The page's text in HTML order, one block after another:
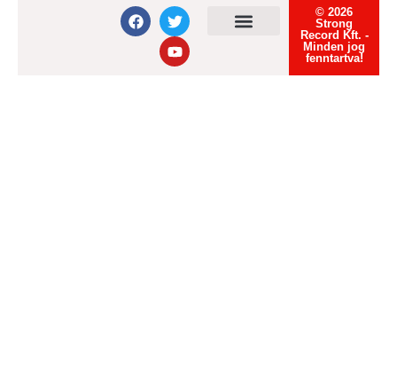
© 2026
Strong
Record Kft. -
Minden jog
fenntartva!